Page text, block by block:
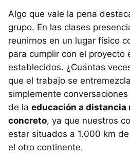
Algo que vale la pena
grupo. En las clases
reunirnos en un lugar físico
para cumplir con el proyecto
establecidos. ¿Cuántas
que el trabajo se
simplemente
de la educación a distancia
concreto, ya que nuestros
estar situados a 1.000 km
el otro continente.